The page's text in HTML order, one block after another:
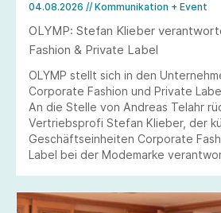
04.08.2026 // Kommunikation + Event
OLYMP: Stefan Klieber
Fashion & Private Label
OLYMP stellt sich in den
Corporate Fashion und Private
An die Stelle von Andreas Telahr
Vertriebsprofi Stefan Klieber, der
Geschäftseinheiten Corporate
Label bei der Modemarke